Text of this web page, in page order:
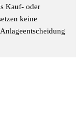
Kauf- oder
keine